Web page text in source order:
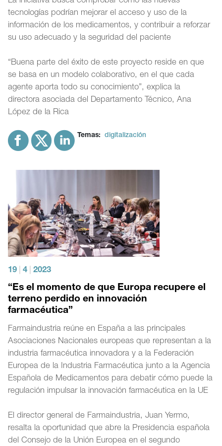
tecnologías podrían mejorar el acceso y uso de la
información de los medicamentos, y contribuir a reforzar
su uso adecuado y la seguridad del paciente
“Buena parte del éxito de este proyecto reside en que
se basa en un modelo colaborativo, en el que cada
agente aporta todo su conocimiento”, explica la
directora asociada del Departamento Técnico, Ana
López de la Rica
Temas: digitalización
19 4 2023
“Es el momento de que Europa recupere el
terreno perdido en innovación
farmacéutica”
Farmaindustria reúne en España a las principales
Asociaciones Nacionales europeas que representan a la
industria farmacéutica innovadora y a la Federación
Europea de la Industria Farmacéutica junto a la Agencia
Española de Medicamentos para debatir cómo puede la
regulación impulsar la innovación farmacéutica en la UE
El director general de Farmaindustria, Juan Yermo,
resalta la oportunidad que abre la Presidencia española
del Consejo de la Unión Europea en el segundo